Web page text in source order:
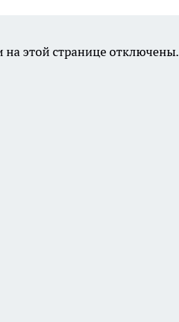
этой странице отключены.